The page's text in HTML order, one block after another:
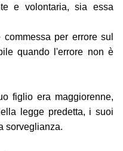
e volontaria, sia essa
per errore sul
quando l'errore non è
figlio era maggiorenne,
legge predetta, i suoi
sorveglianza.